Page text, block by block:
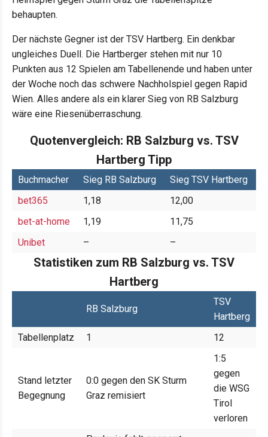
behaupten.
Der nächste Gegner ist der TSV Hartberg. Ein denkbar
ungleiches Duell. Die Hartberger stehen mit nur 10
Punkten aus 12 Spielen am Tabellenende und haben unter
der Woche noch das schwere Nachholspiel gegen Rapid
Wien. Alles andere als ein klarer Sieg von RB Salzburg
wäre eine Riesenüberraschung.
Quotenvergleich: RB Salzburg vs. TSV
Hartberg Tipp
Buchmacher Sieg RB Salzburg
Sieg TSV Hartberg
bet365
1,18
12,00
bet-at-home
1,19
11,75
Unibet
– –
Statistiken zum RB Salzburg vs. TSV
Hartberg
RB Salzburg
TSV
Hartberg
Tabellenplatz
1 12
Stand letzter
Begegnung
0:0 gegen den SK Sturm
Graz remisiert
1:5
gegen
die WSG
Tirol
verloren